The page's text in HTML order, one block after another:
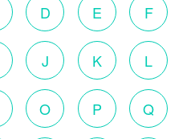
D E F
J K L
O P Q